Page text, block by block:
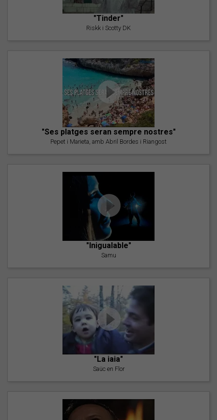
"Tinder"
Riskk i Scotty DK
"Ses platges seran sempre nostres"
Pepet i Marieta, amb Abril Bordes i Riangost
"Inigualable"
Samu
"La iaia"
Saüc en Flor